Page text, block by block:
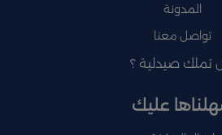
المدونة
تواصل معنا
تملك صيدلية ؟
عليك